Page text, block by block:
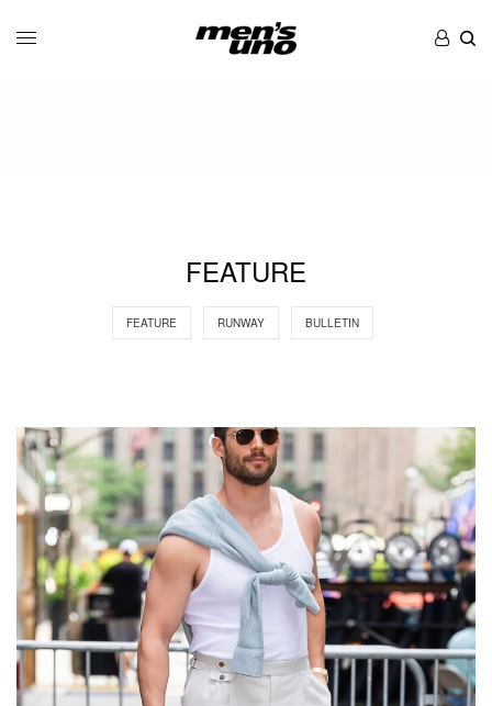
FEATURE
FEATURE RUNWAY BULLETIN